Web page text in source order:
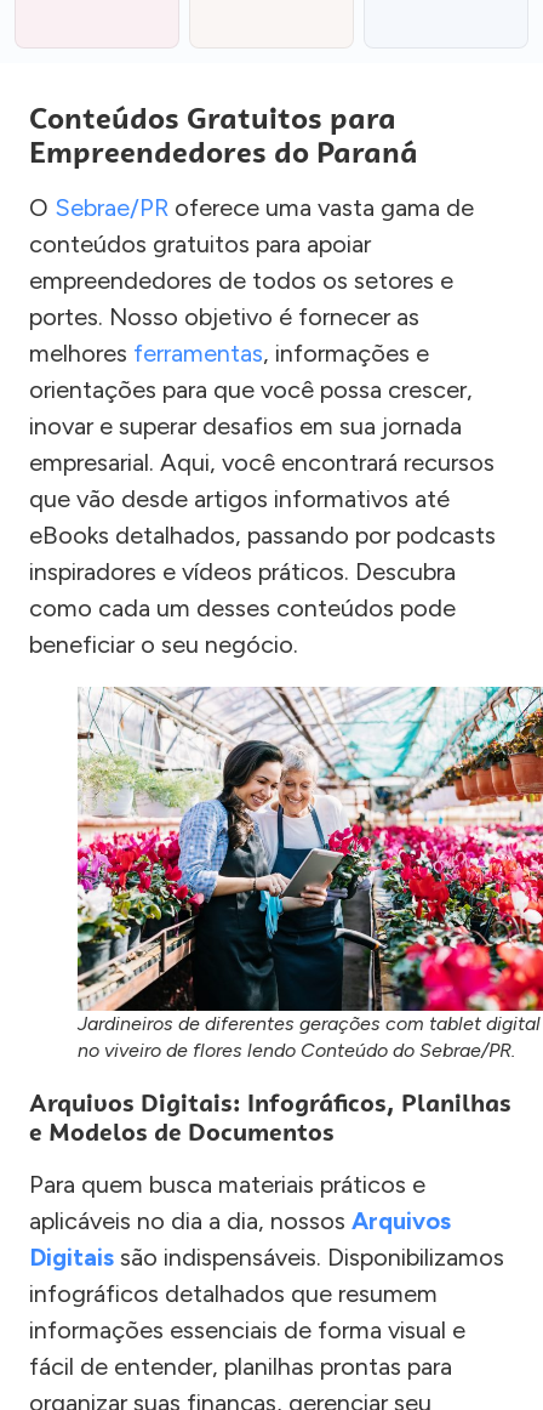
Conteúdos Gratuitos para
Empreendedores do Paraná
O Sebrae/PR oferece uma vasta gama de
conteúdos gratuitos para apoiar
empreendedores de todos os setores e
portes. Nosso objetivo é fornecer as
melhores ferramentas, informações e
orientações para que você possa crescer,
inovar e superar desafios em sua jornada
empresarial. Aqui, você encontrará recursos
que vão desde artigos informativos até
eBooks detalhados, passando por podcasts
inspiradores e vídeos práticos. Descubra
como cada um desses conteúdos pode
beneficiar o seu negócio.
Jardineiros de diferentes gerações com tablet digital
no viveiro de flores lendo Conteúdo do Sebrae/PR.
Arquivos Digitais: Infográficos, Planilhas
e Modelos de Documentos
Para quem busca materiais práticos e
aplicáveis no dia a dia, nossos Arquivos
Digitais são indispensáveis. Disponibilizamos
infográficos detalhados que resumem
informações essenciais de forma visual e
fácil de entender, planilhas prontas para
organizar suas finanças, gerenciar seu